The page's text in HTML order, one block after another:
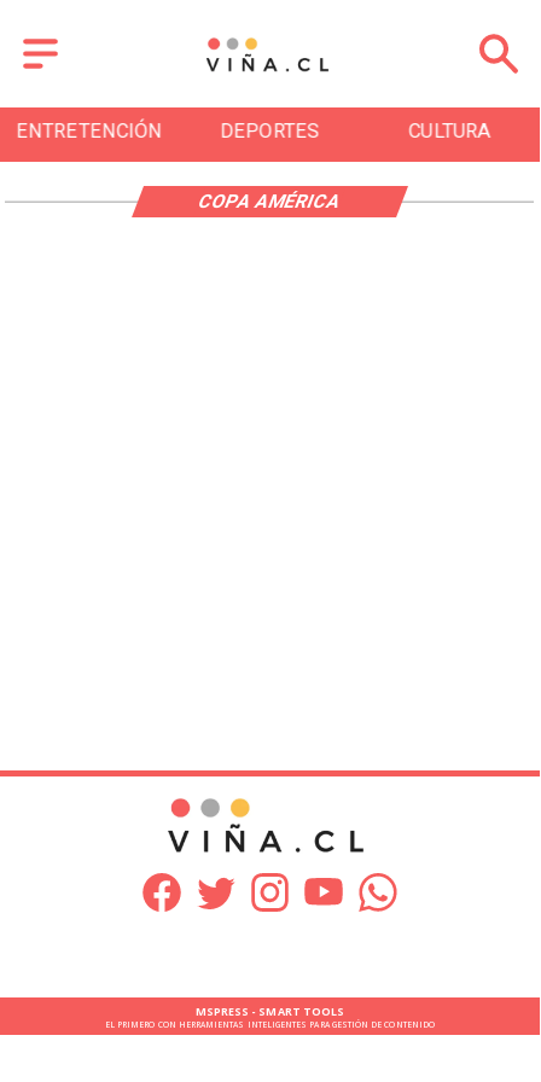
ENTRETENCIÓN DEPORTES CULTURA
COPA AMÉRICA
MSPRESS - SMART TOOLS
EL PRIMERO CON HERRAMIENTAS INTELIGENTES PARA GESTIÓN DE CONTENIDO